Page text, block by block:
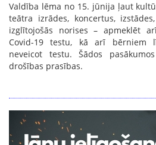
Valdība lēma no 15. jūnija ļaut
teātra izrādes, koncertus,
izglītojošās norises – apmeklēt
Covid-19 testu, kā arī bērniem
neveicot testu. Šādos
drošības prasības.